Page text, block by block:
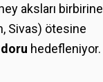
aksları birbirine
Sivas) ötesine
hedefleniyor.